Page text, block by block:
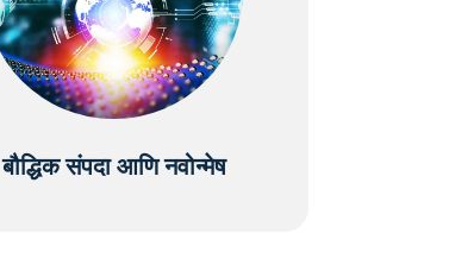
बौद्धिक संपदा आणि नवोन्मेष